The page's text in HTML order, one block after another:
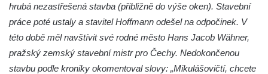
Kostel svatého Vavřince v Okounově
Kostel Nanebevzetí Panny Marie (St. Mariä
Himmelfahrt) v Schirgiswalde
hrubá nezastřešená stavba (přibližně do výše oken). Stavební
práce poté ustaly a stavitel Hoffmann odešel na odpočinek. V
této době měl navštívit své rodné město Hans Jacob Wähner,
pražský zemský stavební mistr pro Čechy. Nedokončenou
stavbu podle kroniky okomentoval slovy: „Mikulášovičtí, chcete